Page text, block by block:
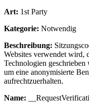
Art: 1st Party
Kategorie: Notwendig
Beschreibung:
Websites verwendet wird,
Technologien
um eine anonymisierte
aufrechtzuerhalten.
Name: